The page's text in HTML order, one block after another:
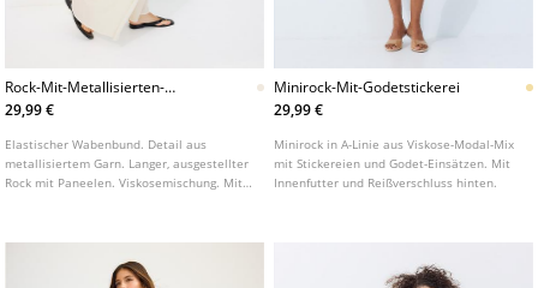
Rock-Mit-Metallisierten-
Paneelen
29,99 €
Elastischer Wabenbund. Detail aus
metallisiertem Garn. Langer, ausgestellter
Rock mit Paneelen. Viskosemischung. Mit
Minirock-Mit-Godetstickerei
29,99 €
Minirock in A-Linie aus Viskose-Modal-Mix
mit Stickereien und Godet-Einsätzen. Mit
Innenfutter und Reißverschluss hinten.